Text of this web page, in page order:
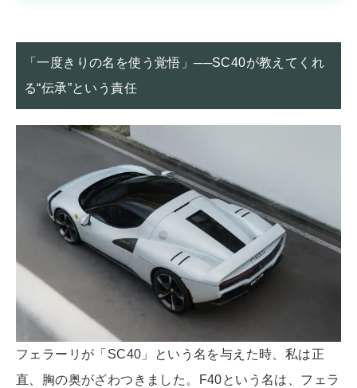
「一度きりの名を使う覚悟」──SC40が教えてくれ
る“伝承”という責任
フェラーリが「SC40」という名を与えた時、私は正
直、胸の奥がざわつきました。F40という名は、フェラ